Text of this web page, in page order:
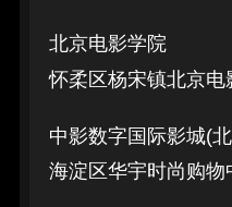
北京电影学院
怀柔区杨宋镇北京电
中影数字国际影城(
海淀区华宇时尚购物